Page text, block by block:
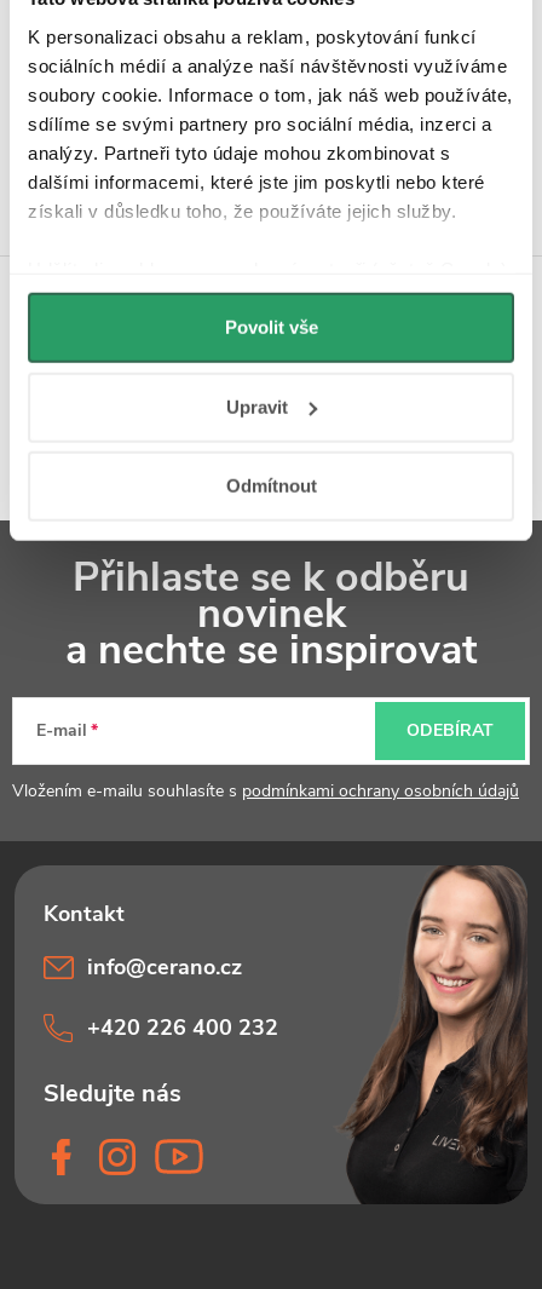
K personalizaci obsahu a reklam, poskytování funkcí
sociálních médií a analýze naší návštěvnosti využíváme
soubory cookie. Informace o tom, jak náš web používáte,
sdílíme se svými partnery pro sociální média, inzerci a
analýzy. Partneři tyto údaje mohou zkombinovat s
dalšími informacemi, které jste jim poskytli nebo které
získali v důsledku toho, že používáte jejich služby.
můžeme používat cookies pro analytiku a
personalizovanou reklamu. Jak Google zpracovává
osobní údaje najdete na stránkách
Povolit vše
Upravit
Odmítnout
4,9 Hodnocení zákazníků
4340 hodnocení
Zobrazit recenze
Koupelnová inspirace na
Instagramu
Z
a
Přihlaste se k odběru
novinek
a nechte se inspirovat
E-mail
Vložením e-mailu souhlasíte s podmínkami ochrany osobních údajů
ODEBÍRAT
info@cerano.cz
+420 226 400 232